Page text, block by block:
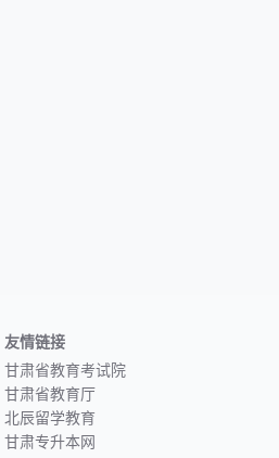
友情链接
甘肃省教育考试院
甘肃省教育厅
北辰留学教育
甘肃专升本网